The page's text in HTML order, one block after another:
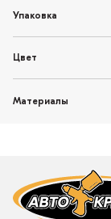
Упаковка
Цвет
Материалы